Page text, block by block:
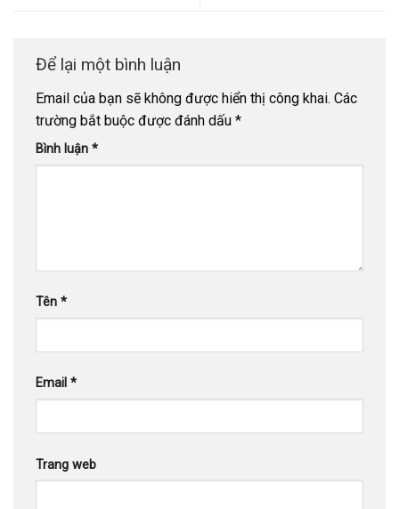
Để lại một bình luận
Email của bạn sẽ không được hiển thị công khai. Các
trường bắt buộc được đánh dấu *
Bình luận *
Tên *
Email *
Trang web